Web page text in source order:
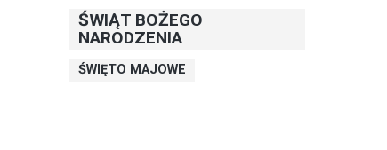
ŚWIĄT BOŻEGO
NARODZENIA
ŚWIĘTO MAJOWE